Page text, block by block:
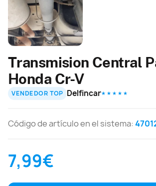
Transmision Central
Honda Cr-V
VENDEDOR TOP Delfincar★ ★ ★ ★ ★
Código de artículo en el sistema:
7,99€